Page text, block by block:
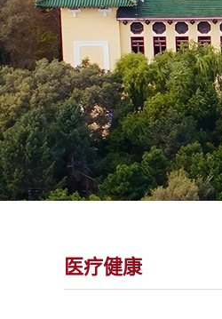
医疗健康